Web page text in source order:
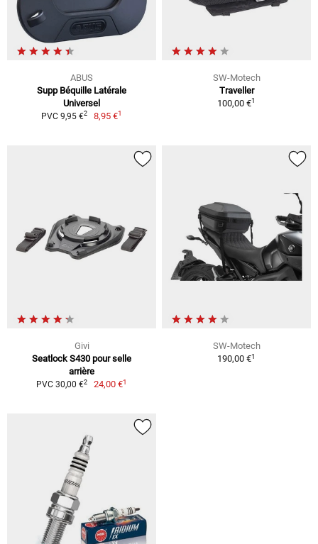
ABUS
Supp Béquille Latérale
Universel
PVC 9,95 €2 8,95 €1
SW-Motech
Traveller
100,00 €1
Givi
Seatlock S430 pour selle
arrière
PVC 30,00 €2 24,00 €1
SW-Motech
190,00 €1